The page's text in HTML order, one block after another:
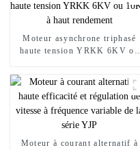
Moteur asynchrone triphasé
haute tension YRKK 6KV ou
Moteur à courant alternatif à